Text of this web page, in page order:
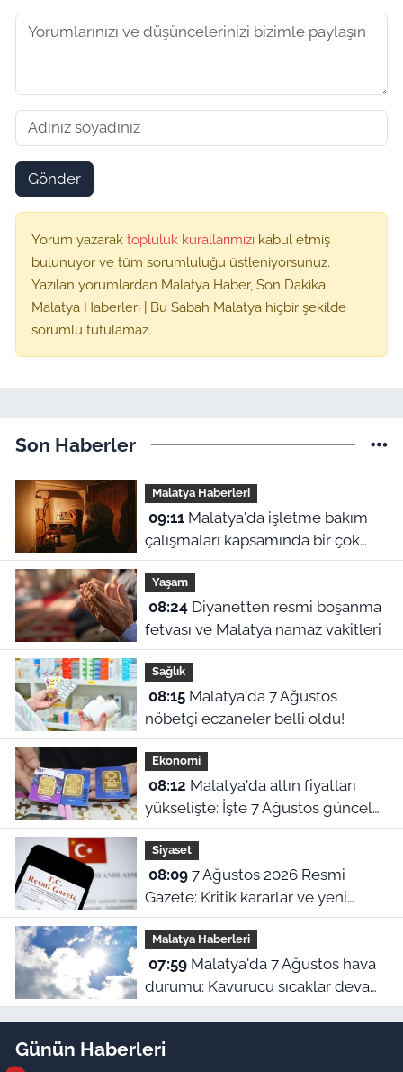
Gönder
Yorum yazarak topluluk kurallarımızı kabul etmiş
bulunuyor ve tüm sorumluluğu üstleniyorsunuz.
Yazılan yorumlardan Malatya Haber, Son Dakika
Malatya Haberleri | Bu Sabah Malatya hiçbir şekilde
sorumlu tutulamaz.
Son Haberler
Malatya Haberleri
09:11Malatya'da işletme bakım
çalışmaları kapsamında bir çok
ilçede planlı elektrik kesintileri
uygulanacak. Kesintilerin yap
Yaşam
08:24
fetvası ve Malatya namaz vakitleri
Sağlık
08:15Malatya'da 7 Ağustos
nöbetçi eczaneler belli oldu!
Ekonomi
08:12
yükselişte: İşte 7 Ağustos güncel
piyasa ekranı!
Siyaset
08:097 Ağustos 2026 Resmi
Gazete: Kritik kararlar ve yeni
yönetmelikler yürürlükte
Malatya Haberleri
07:59Malatya'da 7 Ağustos hava
durumu: Kavurucu sıcaklar devam
ediyor!
Günün Haberleri